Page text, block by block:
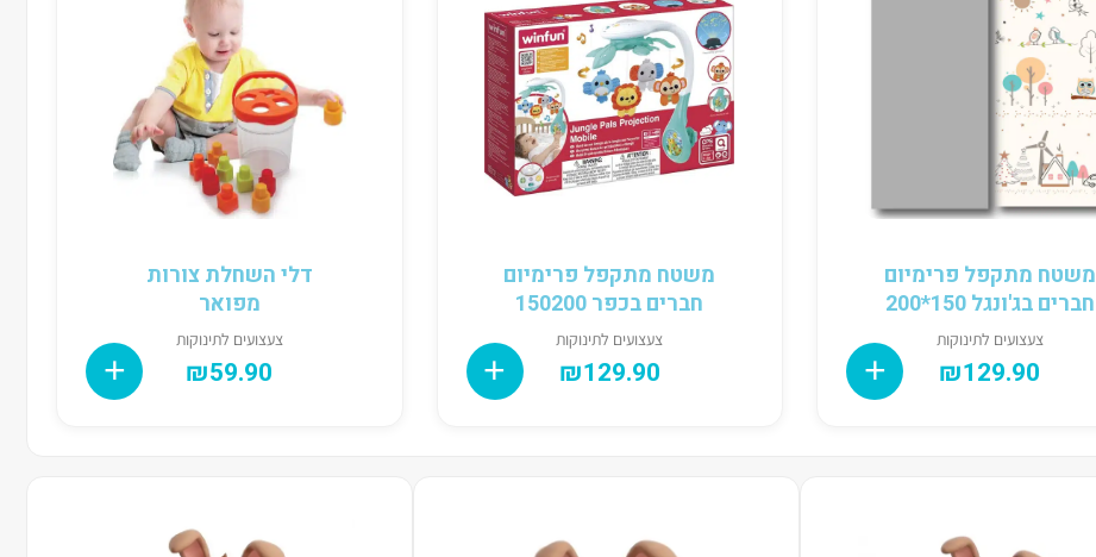
משטח מתקפל פרימיום
חברים בג'ונגל 150*200
צעצועים לתינוקות
₪129.90
משטח מתקפל פרימיום
חברים בכפר 150200
צעצועים לתינוקות
₪129.90
דלי השחלת צורות
מפואר
צעצועים לתינוקות
₪59.90